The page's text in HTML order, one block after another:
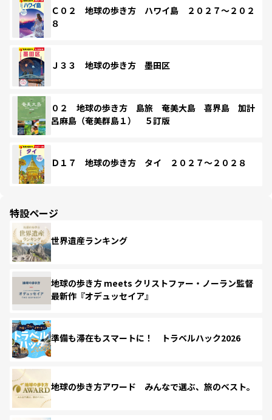
Ｃ０２ 地球の歩き方 ハワイ島 ２０２７～２０２
８
Ｊ３３ 地球の歩き方 墨田区
０２ 地球の歩き方 島旅 奄美大島 喜界島 加計
呂麻島（奄美群島１） ５訂版
Ｄ１７ 地球の歩き方 タイ ２０２７～２０２８
特設ページ
世界遺産ランキング
地球の歩き方 meets クリストファー・ノーラン監督
最新作『オデュッセイア』
準備も滞在もスマートに！ トラベルハック2026
地球の歩き方アワード みんなで選ぶ、旅のベスト。